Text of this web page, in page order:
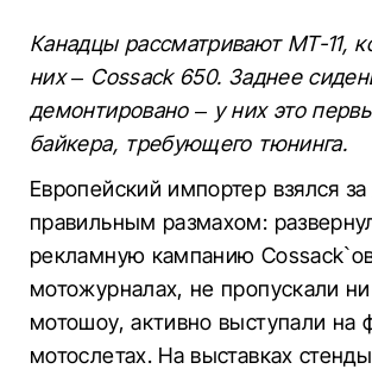
Канадцы рассматривают МТ-11,
них – Cossack 650. Заднее
демонтировано – у них это
байкера, требующего тюнинга.
Европейский импортер взялся
правильным размахом:
рекламную кампанию
мотожурналах, не пропускали
мотошоу, активно выступали на
мотослетах. На выставках